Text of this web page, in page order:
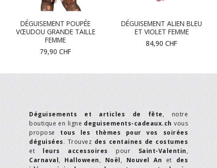
DÉGUISEMENT POUPÉE
VŒUDOU GRANDE TAILLE
FEMME
79,90 CHF
DÉGUISEMENT ALIEN BLEU
ET VIOLET FEMME
84,90 CHF
Déguisements et articles de fête, notre
boutique en ligne deguisements-cadeaux.ch vous
propose tous les thèmes pour vos soirées
déguisées. Trouvez des centaines de costumes
et leurs accessoires pour Saint-Valentin,
Carnaval, Halloween, Noël, Nouvel An et des